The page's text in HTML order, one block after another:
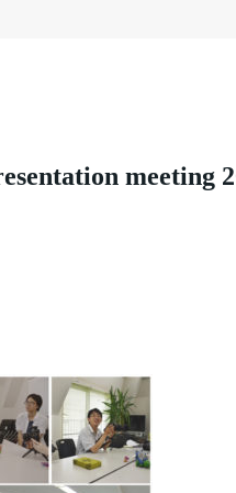
meeting